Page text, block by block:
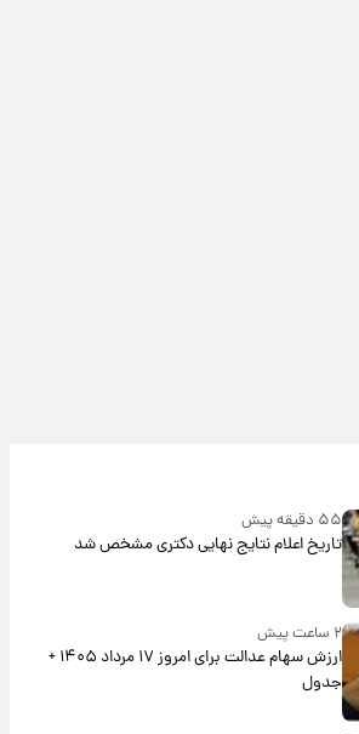
۵۵ دقیقه پیش
تاریخ اعلام نتایج نهایی دکتری مشخص شد
۲ ساعت پیش
ارزش سهام عدالت برای امروز ۱۷ مرداد ۱۴۰۵ +
جدول